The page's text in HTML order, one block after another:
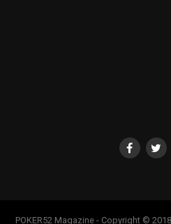
POKER52 Magazine - Copyright ©